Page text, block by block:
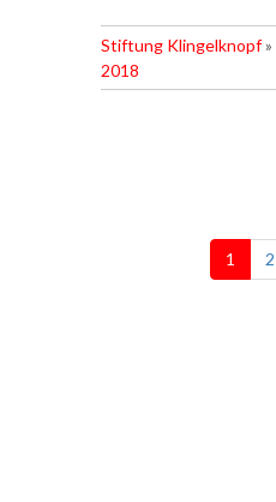
Stiftung Klingelknopf»
2018
1 2